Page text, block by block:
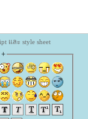
และ style sheet